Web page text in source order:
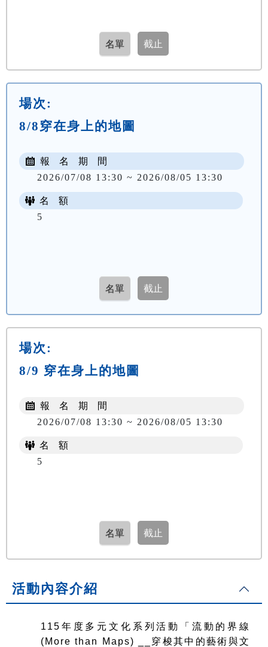
場次:
8/8穿在身上的地圖
報 名 期 間
2026/07/08 13:30 ~ 2026/08/05 13:30
名 額
5
場次:
8/9 穿在身上的地圖
報 名 期 間
2026/07/08 13:30 ~ 2026/08/05 13:30
名 額
5
活動內容介紹
115 年度多元文化系列活動「流動的界線
(More than Maps) __穿梭其中的藝術與文